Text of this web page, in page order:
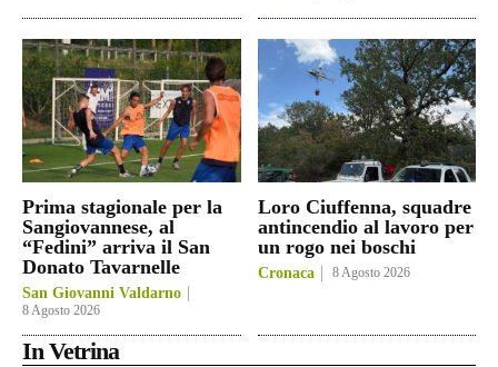
Prima stagionale per la
Sangiovannese, al
“Fedini” arriva il San
Donato Tavarnelle
San Giovanni Valdarno
8 Agosto 2026
Loro Ciuffenna, squadre
antincendio al lavoro per
un rogo nei boschi
Cronaca 8 Agosto 2026
In Vetrina